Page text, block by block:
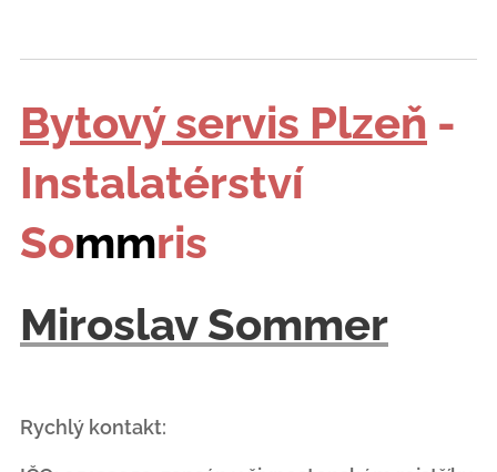
Bytový servis Plzeň -
Instalatérství
Sommris
Miroslav Sommer
Rychlý kontakt: